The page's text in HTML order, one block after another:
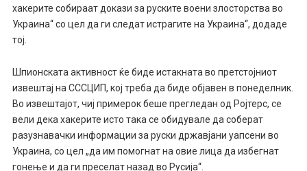
хакерите собираат докази за руските воени злосторства во
Украина“ со цел да ги следат истрагите на Украина“, додаде
тој.
Шпионската активност ќе биде истакната во претстојниот
извештај на СССЦИП, кој треба да биде објавен в понеделник.
Во извештајот, чиј примерок беше прегледан од Ројтерс, се
вели дека хакерите исто така се обидувале да соберат
разузнавачки информации за руски државјани уапсени во
Украина, со цел „да им помогнат на овие лица да избегнат
гонење и да ги преселат назад во Русија“.